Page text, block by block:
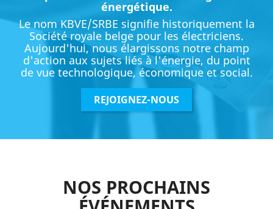
énergétique.
Le nom KBVE/SRBE signifie historiquement la
Société royale belge pour les électriciens.
Aujourd'hui, nous élargissons notre champ
d'action aux sujets liés à l'énergie, du point
de vue technologique, économique et social.
REJOIGNEZ-NOUS
NOS PROCHAINS